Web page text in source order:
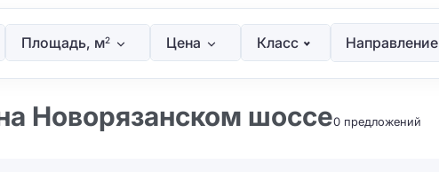
Площадь, м2 Цена Класс Направление
Новорязанском шоссе0 предложений